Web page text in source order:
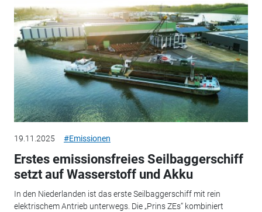
19.11.2025 #Emissionen
Erstes emissionsfreies Seilbaggerschiff
setzt auf Wasserstoff und Akku
In den Niederlanden ist das erste Seilbaggerschiff mit rein
elektrischem Antrieb unterwegs. Die „Prins ZEs“ kombiniert